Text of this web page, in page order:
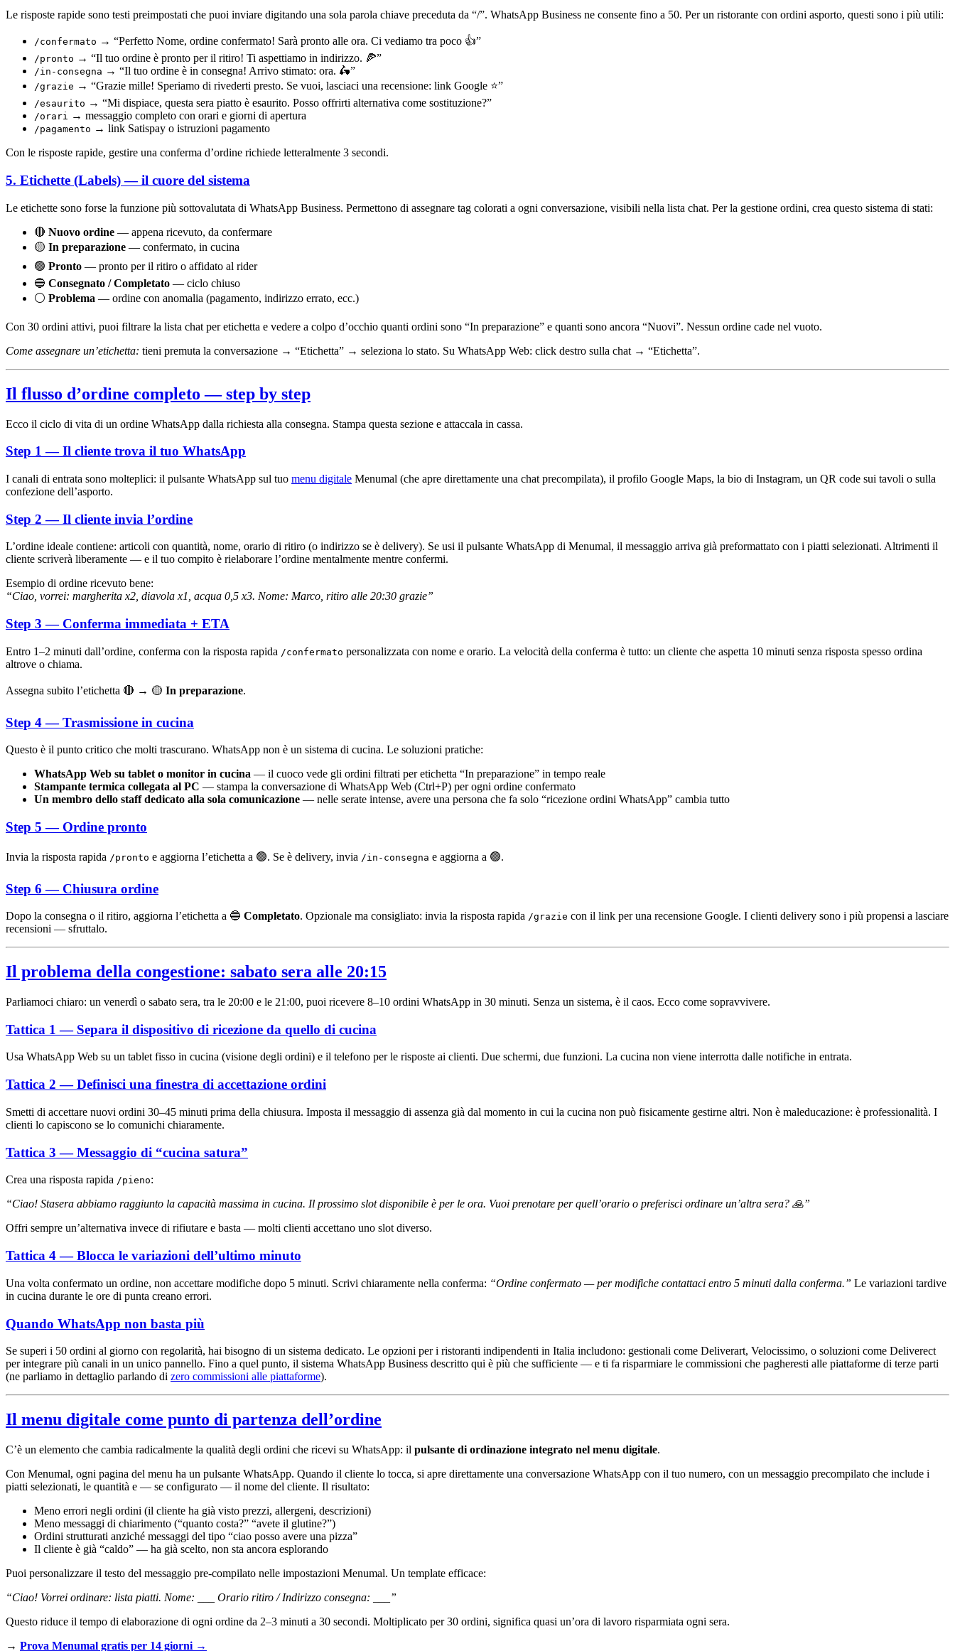
Le risposte rapide sono testi preimpostati che puoi inviare digitando una sola parola chiave preceduta da “/”. WhatsApp Business ne consente fino a 50. Per un ristorante con ordini asporto, questi sono i più utili:
/confermato → “Perfetto Nome, ordine confermato! Sarà pronto alle ora. Ci vediamo tra poco 👍”
/pronto → “Il tuo ordine è pronto per il ritiro! Ti aspettiamo in indirizzo. 🍕”
/in-consegna → “Il tuo ordine è in consegna! Arrivo stimato: ora. 🛵”
/grazie → “Grazie mille! Speriamo di rivederti presto. Se vuoi, lasciaci una recensione: link Google ⭐”
/esaurito → “Mi dispiace, questa sera piatto è esaurito. Posso offrirti alternativa come sostituzione?”
/orari → messaggio completo con orari e giorni di apertura
/pagamento → link Satispay o istruzioni pagamento
Con le risposte rapide, gestire una conferma d’ordine richiede letteralmente 3 secondi.
5. Etichette (Labels) — il cuore del sistema
Le etichette sono forse la funzione più sottovalutata di WhatsApp Business. Permettono di assegnare tag colorati a ogni conversazione, visibili nella lista chat. Per la gestione ordini, crea questo sistema di stati:
🔴 Nuovo ordine — appena ricevuto, da confermare
🟡 In preparazione — confermato, in cucina
🟢 Pronto — pronto per il ritiro o affidato al rider
🔵 Consegnato / Completato — ciclo chiuso
⚪ Problema — ordine con anomalia (pagamento, indirizzo errato, ecc.)
Con 30 ordini attivi, puoi filtrare la lista chat per etichetta e vedere a colpo d’occhio quanti ordini sono “In preparazione” e quanti sono ancora “Nuovi”. Nessun ordine cade nel vuoto.
Come assegnare un’etichetta: tieni premuta la conversazione → “Etichetta” → seleziona lo stato. Su WhatsApp Web: click destro sulla chat → “Etichetta”.
Il flusso d’ordine completo — step by step
Ecco il ciclo di vita di un ordine WhatsApp dalla richiesta alla consegna. Stampa questa sezione e attaccala in cassa.
Step 1 — Il cliente trova il tuo WhatsApp
I canali di entrata sono molteplici: il pulsante WhatsApp sul tuo menu digitale Menumal (che apre direttamente una chat precompilata), il profilo Google Maps, la bio di Instagram, un QR code sui tavoli o sulla
confezione dell’asporto.
Step 2 — Il cliente invia l’ordine
L’ordine ideale contiene: articoli con quantità, nome, orario di ritiro (o indirizzo se è delivery). Se usi il pulsante WhatsApp di Menumal, il messaggio arriva già preformattato con i piatti selezionati. Altrimenti il
cliente scriverà liberamente — e il tuo compito è rielaborare l’ordine mentalmente mentre confermi.
Esempio di ordine ricevuto bene:
“Ciao, vorrei: margherita x2, diavola x1, acqua 0,5 x3. Nome: Marco, ritiro alle 20:30 grazie”
Step 3 — Conferma immediata + ETA
Entro 1–2 minuti dall’ordine, conferma con la risposta rapida /confermato personalizzata con nome e orario. La velocità della conferma è tutto: un cliente che aspetta 10 minuti senza risposta spesso ordina
altrove o chiama.
Assegna subito l’etichetta 🔴 → 🟡 In preparazione.
Step 4 — Trasmissione in cucina
Questo è il punto critico che molti trascurano. WhatsApp non è un sistema di cucina. Le soluzioni pratiche:
WhatsApp Web su tablet o monitor in cucina — il cuoco vede gli ordini filtrati per etichetta “In preparazione” in tempo reale
Stampante termica collegata al PC — stampa la conversazione di WhatsApp Web (Ctrl+P) per ogni ordine confermato
Un membro dello staff dedicato alla sola comunicazione — nelle serate intense, avere una persona che fa solo “ricezione ordini WhatsApp” cambia tutto
Step 5 — Ordine pronto
Invia la risposta rapida /pronto e aggiorna l’etichetta a 🟢. Se è delivery, invia /in-consegna e aggiorna a 🟢.
Step 6 — Chiusura ordine
Dopo la consegna o il ritiro, aggiorna l’etichetta a 🔵 Completato. Opzionale ma consigliato: invia la risposta rapida /grazie con il link per una recensione Google. I clienti delivery sono i più propensi a lasciare
recensioni — sfruttalo.
Il problema della congestione: sabato sera alle 20:15
Parliamoci chiaro: un venerdì o sabato sera, tra le 20:00 e le 21:00, puoi ricevere 8–10 ordini WhatsApp in 30 minuti. Senza un sistema, è il caos. Ecco come sopravvivere.
Tattica 1 — Separa il dispositivo di ricezione da quello di cucina
Usa WhatsApp Web su un tablet fisso in cucina (visione degli ordini) e il telefono per le risposte ai clienti. Due schermi, due funzioni. La cucina non viene interrotta dalle notifiche in entrata.
Tattica 2 — Definisci una finestra di accettazione ordini
Smetti di accettare nuovi ordini 30–45 minuti prima della chiusura. Imposta il messaggio di assenza già dal momento in cui la cucina non può fisicamente gestirne altri. Non è maleducazione: è professionalità. I
clienti lo capiscono se lo comunichi chiaramente.
Tattica 3 — Messaggio di “cucina satura”
Crea una risposta rapida /pieno:
“Ciao! Stasera abbiamo raggiunto la capacità massima in cucina. Il prossimo slot disponibile è per le ora. Vuoi prenotare per quell’orario o preferisci ordinare un’altra sera? 🙏”
Offri sempre un’alternativa invece di rifiutare e basta — molti clienti accettano uno slot diverso.
Tattica 4 — Blocca le variazioni dell’ultimo minuto
Una volta confermato un ordine, non accettare modifiche dopo 5 minuti. Scrivi chiaramente nella conferma: “Ordine confermato — per modifiche contattaci entro 5 minuti dalla conferma.” Le variazioni tardive
in cucina durante le ore di punta creano errori.
Quando WhatsApp non basta più
Se superi i 50 ordini al giorno con regolarità, hai bisogno di un sistema dedicato. Le opzioni per i ristoranti indipendenti in Italia includono: gestionali come Deliverart, Velocissimo, o soluzioni come Deliverect
per integrare più canali in un unico pannello. Fino a quel punto, il sistema WhatsApp Business descritto qui è più che sufficiente — e ti fa risparmiare le commissioni che pagheresti alle piattaforme di terze parti
(ne parliamo in dettaglio parlando di zero commissioni alle piattaforme).
Il menu digitale come punto di partenza dell’ordine
C’è un elemento che cambia radicalmente la qualità degli ordini che ricevi su WhatsApp: il pulsante di ordinazione integrato nel menu digitale.
Con Menumal, ogni pagina del menu ha un pulsante WhatsApp. Quando il cliente lo tocca, si apre direttamente una conversazione WhatsApp con il tuo numero, con un messaggio precompilato che include i
piatti selezionati, le quantità e — se configurato — il nome del cliente. Il risultato:
Meno errori negli ordini (il cliente ha già visto prezzi, allergeni, descrizioni)
Meno messaggi di chiarimento (“quanto costa?” “avete il glutine?”)
Ordini strutturati anziché messaggi del tipo “ciao posso avere una pizza”
Il cliente è già “caldo” — ha già scelto, non sta ancora esplorando
Puoi personalizzare il testo del messaggio pre-compilato nelle impostazioni Menumal. Un template efficace:
“Ciao! Vorrei ordinare: lista piatti. Nome: ___ Orario ritiro / Indirizzo consegna: ___”
Questo riduce il tempo di elaborazione di ogni ordine da 2–3 minuti a 30 secondi. Moltiplicato per 30 ordini, significa quasi un’ora di lavoro risparmiata ogni sera.
→ Prova Menumal gratis per 14 giorni →